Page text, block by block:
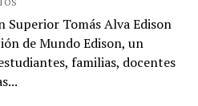
Tomás Alva Edison
de Mundo Edison, un
familias, docentes